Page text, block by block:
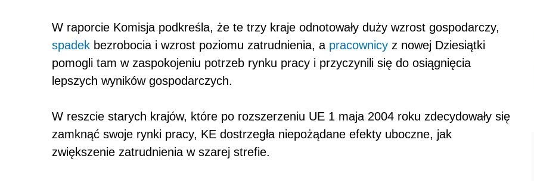
W raporcie Komisja podkreśla, że te trzy kraje odnotowały duży wzrost gospodarczy,
spadek bezrobocia i wzrost poziomu zatrudnienia, a pracownicy z nowej Dziesiątki
pomogli tam w zaspokojeniu potrzeb rynku pracy i przyczynili się do osiągnięcia
lepszych wyników gospodarczych.
W reszcie starych krajów, które po rozszerzeniu UE 1 maja 2004 roku zdecydowały się
zamknąć swoje rynki pracy, KE dostrzegła niepożądane efekty uboczne, jak
zwiększenie zatrudnienia w szarej strefie.